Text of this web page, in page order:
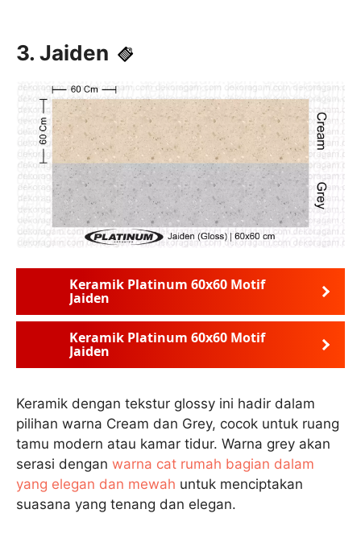
3. Jaiden
Keramik Platinum 60x60 Motif
Jaiden
Keramik Platinum 60x60 Motif
Jaiden
Keramik dengan tekstur glossy ini hadir dalam
pilihan warna Cream dan Grey, cocok untuk ruang
tamu modern atau kamar tidur. Warna grey akan
serasi dengan warna cat rumah bagian dalam
yang elegan dan mewah untuk menciptakan
suasana yang tenang dan elegan.